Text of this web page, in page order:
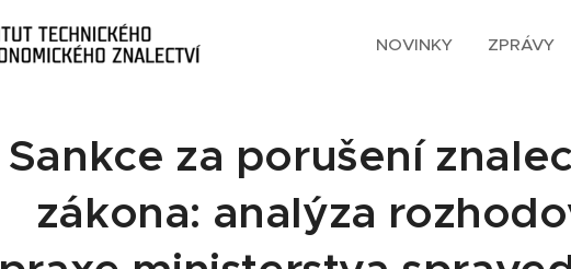
NOVINKY ZPRÁVY
Sankce za porušení
zákona: analýza